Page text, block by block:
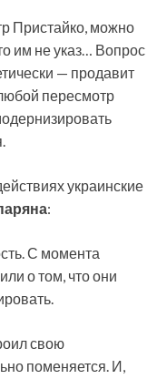
Пристайко, можно
им не указ… Вопрос
— продавит
пересмотр
украинские
:
С момента
о том, что они
свою
поменяется. И,